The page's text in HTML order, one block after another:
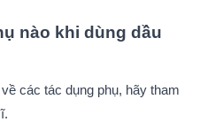
nào khi dùng dầu
các tác dụng phụ, hãy tham